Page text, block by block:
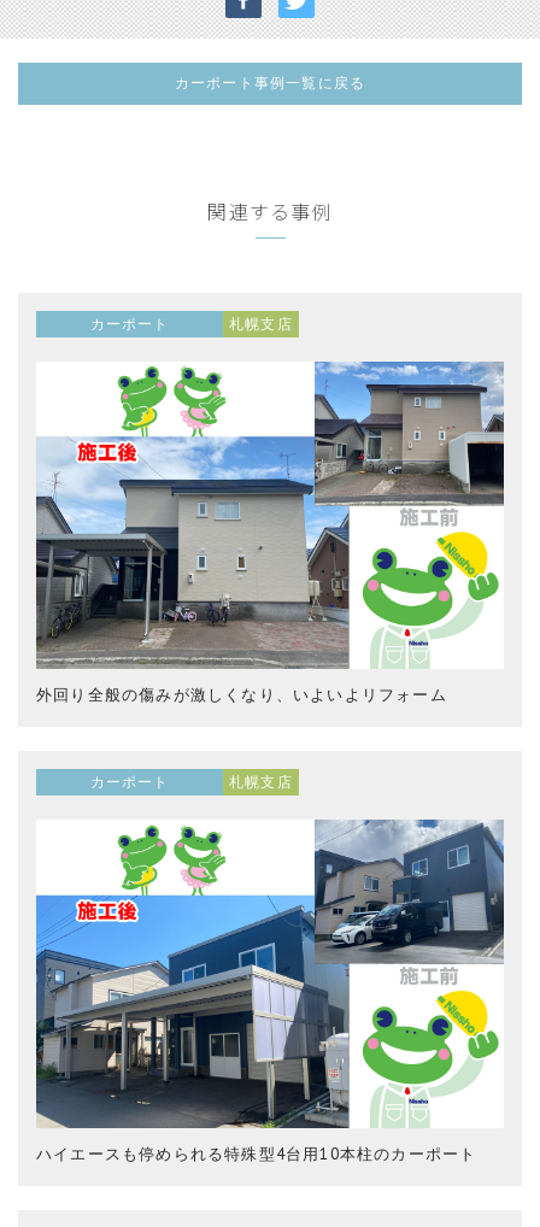
カーポート事例一覧に戻る
関連する事例
カーポート 札幌支店
外回り全般の傷みが激しくなり、いよいよリフォーム
カーポート 札幌支店
ハイエースも停められる特殊型4台用10本柱のカーポート